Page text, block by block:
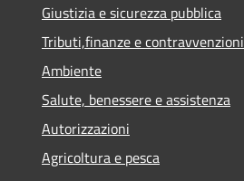
Giustizia e sicurezza pubblica
Tributi,finanze e contravvenzioni
Ambiente
Salute, benessere e assistenza
Autorizzazioni
Agricoltura e pesca